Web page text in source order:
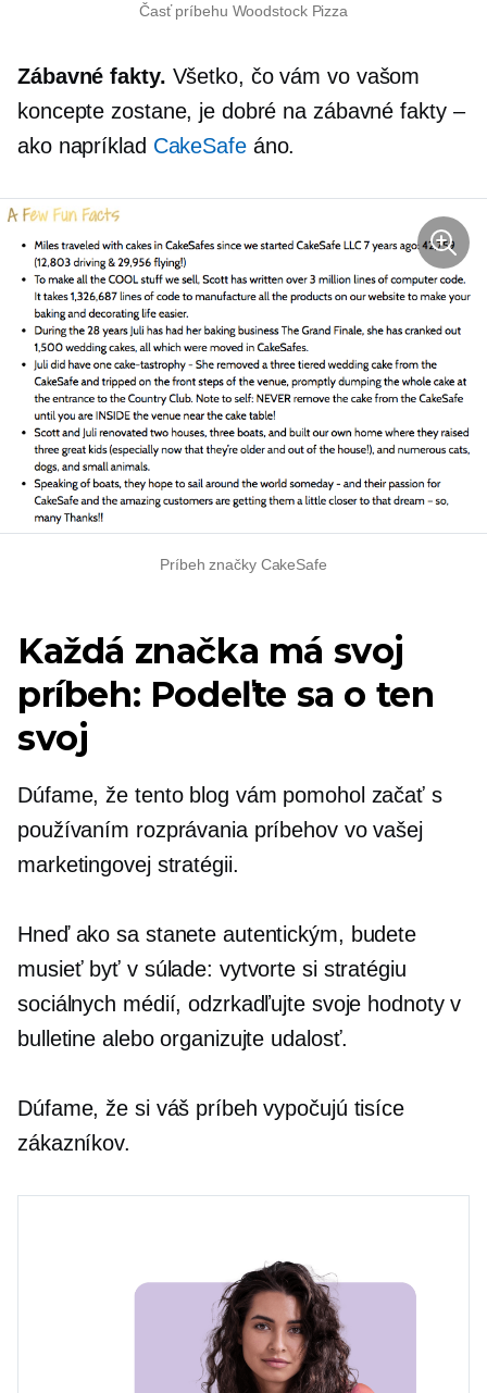
Časť príbehu Woodstock Pizza
Zábavné fakty. Všetko, čo vám vo vašom
koncepte zostane, je dobré na zábavné fakty –
ako napríklad CakeSafeáno.
Príbeh značky CakeSafe
Každá značka má svoj
príbeh: Podeľte sa o ten
svoj
Dúfame, že tento blog vám pomohol začať s
používaním rozprávania príbehov vo vašej
marketingovej stratégii.
Hneď ako sa stanete autentickým, budete
musieť byť v súlade: vytvorte si stratégiu
sociálnych médií, odzrkadľujte svoje hodnoty v
bulletine alebo organizujte udalosť.
Dúfame, že si váš príbeh vypočujú tisíce
zákazníkov.